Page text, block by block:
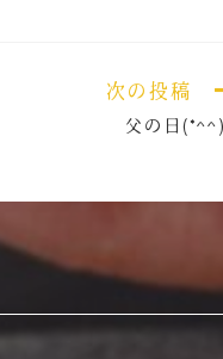
次の投稿
父の日